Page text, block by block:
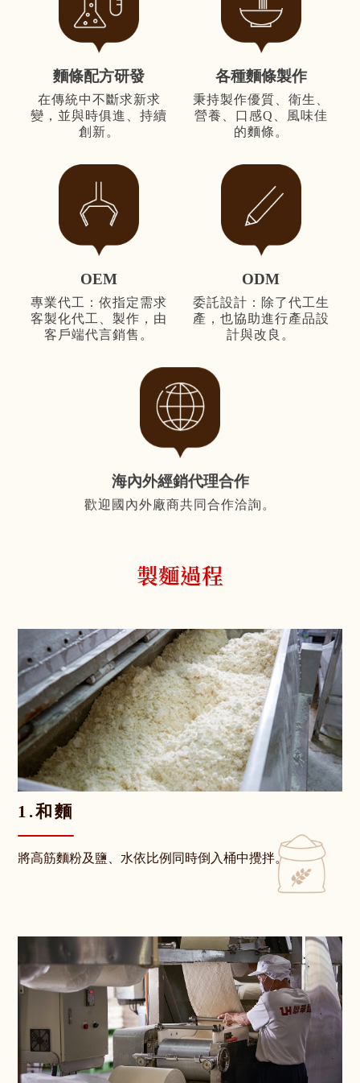
麵條配方研發
在傳統中不斷求新求
變，並與時俱進、持續
創新。
各種麵條製作
秉持製作優質、衛生、
營養、口感Q、風味佳
的麵條。
OEM
專業代工：依指定需求
客製化代工、製作，由
客戶端代言銷售。
ODM
委託設計：除了代工生
產，也協助進行產品設
計與改良。
海內外經銷代理合作
歡迎國內外廠商共同合作洽詢。
製麵過程
1.和麵
將高筋麵粉及鹽、水依比例同時倒入桶中攪拌。